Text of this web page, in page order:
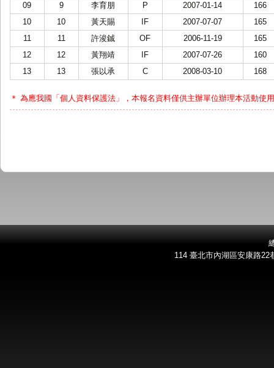
09
9 李育朋 P 2007-01-14
166
10
10 黃天賜 IF 2007-07-07
165
11
11 許浚鋮 OF 2006-11-19
165
12
12 黃翔靖 IF 2007-07-26
160
13
13 張以承 C 2008-03-10 168
＊ 為應我國「個人資料保護法」，本報名資料僅供主辦單位辦理本活動使
114 臺北市內湖區安康路22